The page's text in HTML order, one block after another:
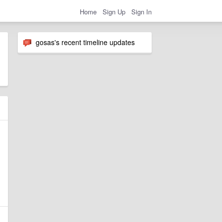
Home Sign Up Sign In
gosas's recent timeline updates